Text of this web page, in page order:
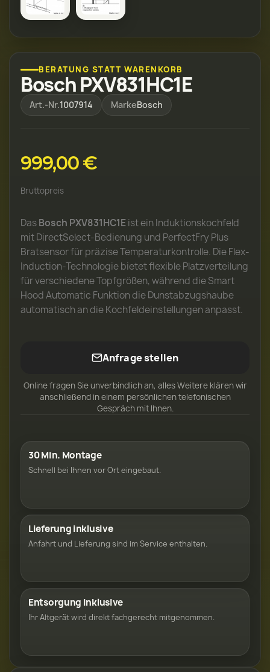
BERATUNG STATT WARENKORB
Bosch PXV831HC1E
Art.-Nr.1007914 MarkeBosch
999,00 €
Bruttopreis
DasBosch PXV831HC1Eist ein Induktionskochfeld
mit DirectSelect-Bedienung und PerfectFry Plus
Bratsensor für präzise Temperaturkontrolle. Die Flex-
Induction-Technologie bietet flexible Platzverteilung
für verschiedene Topfgrößen, während die Smart
Hood Automatic Funktion die Dunstabzugshaube
automatisch an die Kochfeldeinstellungen anpasst.
Anfrage stellen
Online fragen Sie unverbindlich an, alles Weitere klären wir
anschließend in einem persönlichen telefonischen
Gespräch mit Ihnen.
30 Min. Montage
Schnell bei Ihnen vor Ort eingebaut.
Lieferung inklusive
Anfahrt und Lieferung sind im Service enthalten.
Entsorgung inklusive
Ihr Altgerät wird direkt fachgerecht mitgenommen.